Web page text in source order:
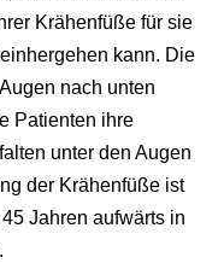
Krähenfüße für sie
kann. Die
nach unten
Patienten ihre
unter den Augen
der Krähenfüße ist
Jahren aufwärts in